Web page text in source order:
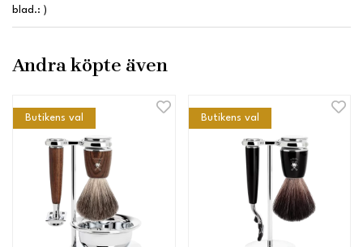
blad.: )
Andra köpte även
Butikens val Butikens val